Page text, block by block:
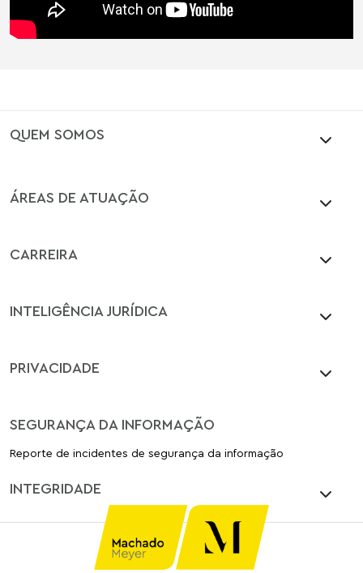
QUEM SOMOS
ÁREAS DE ATUAÇÃO
CARREIRA
INTELIGÊNCIA JURÍDICA
PRIVACIDADE
SEGURANÇA DA INFORMAÇÃO
Reporte de incidentes de segurança da informação
INTEGRIDADE